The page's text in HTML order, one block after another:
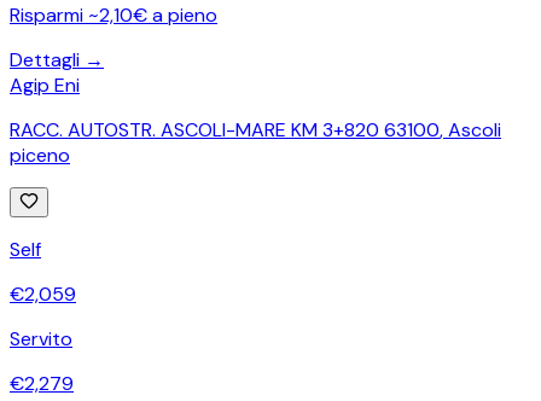
Risparmi ~2,10€ a pieno
Dettagli →
Agip Eni
RACC. AUTOSTR. ASCOLI-MARE KM 3+820 63100,Ascoli
piceno
Self
€2,059
Servito
€2,279